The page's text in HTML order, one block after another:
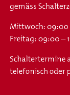
gemäss
Mittwoch: 09:00
Freitag: 09:00 –
Schaltertermine
telefonisch oder